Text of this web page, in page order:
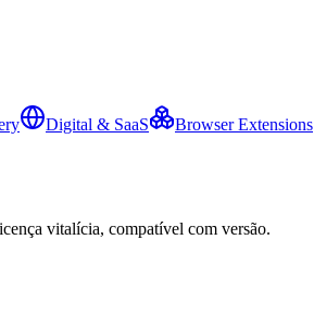
Digital & SaaS Browser Extensions
vitalícia, compatível com versão.